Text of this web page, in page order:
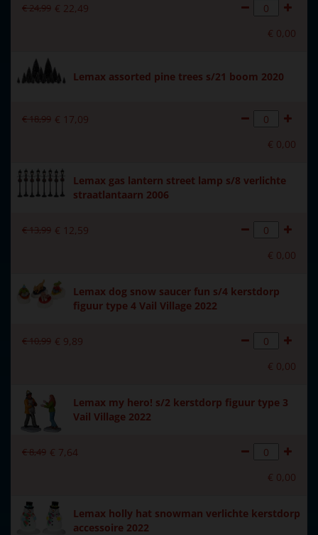
Met verlichting
Met muziek Ja
Materiaal
Formaat (B x D x H) 22,5x21x44,5 cm
Hoogte in cm
€24,99 € 22,49
€ 0,00
Lemax assorted pine trees s/21 boom 2020
€18,99 € 17,09
€ 0,00
Lemax gas lantern street lamp s/8 verlichte
straatlantaarn 2006
€13,99 € 12,59
€ 0,00
Lemax dog snow saucer fun s/4 kerstdorp
figuur type 4 Vail Village 2022
€10,99 € 9,89
€ 0,00
Lemax my hero! s/2 kerstdorp figuur type 3
Vail Village 2022
€8,49 € 7,64
€ 0,00
Lemax holly hat snowman verlichte kerstdorp
accessoire 2022